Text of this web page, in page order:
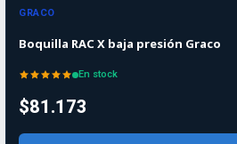
GRACO
Boquilla RAC X baja presión Graco
En stock
$81.173